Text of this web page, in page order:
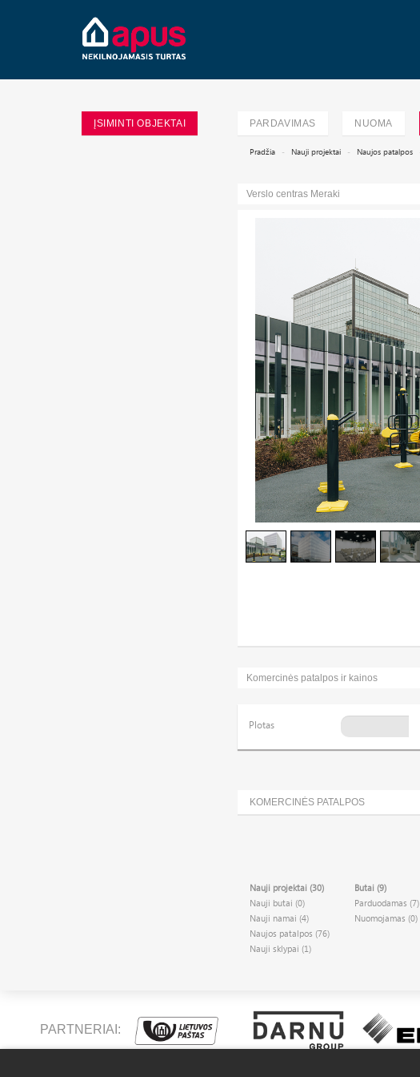
ĮSIMINTI OBJEKTAI PARDAVIMAS NUOMA
Pradžia Nauji projektai Naujos patalpos
Verslo centras Meraki
Komercinės patalpos ir kainos
Plotas
KOMERCINĖS PATALPOS
Nauji projektai (30)
Nauji butai (0)
Nauji namai (4)
Naujos patalpos (76)
Nauji sklypai (1)
Butai (9)
Parduodamas (7)
Nuomojamas (0)
PARTNERIAI: